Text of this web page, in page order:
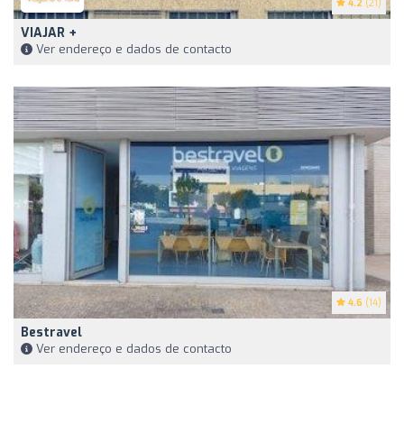
4.2 (21)
VIAJAR +
Ver endereço e dados de contacto
4.6 (14)
Bestravel
Ver endereço e dados de contacto